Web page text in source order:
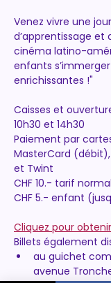
Venez vivre une
d’apprentissage et
cinéma latino-
enfants
enrichissantes !"
Caisses et
10h30 et 14h30
Paiement par
MasterCard
et Twint
CHF 10.- tarif normal
CHF 5.- enfant
Cliquez pour
Billets également
au guichet
avenue